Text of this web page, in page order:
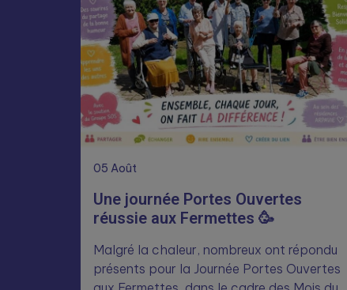
05 Août
Une journée Portes Ouvertes
réussie aux Fermettes 🥳
Malgré la chaleur, nombreux ont répondu
présents pour la Journée Portes Ouvertes